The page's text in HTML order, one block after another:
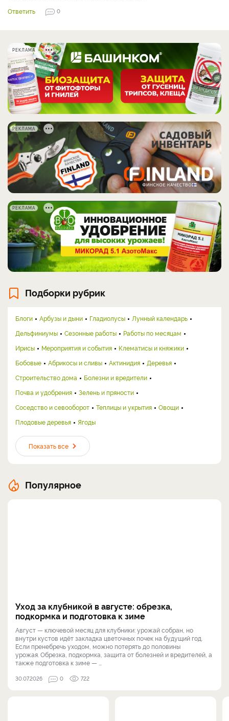
Ответить
0
РЕКЛАМА
РЕКЛАМА
РЕКЛАМА
Подборки рубрик
Блоги Арбузы и дыни Гладиолусы
Лунный календарь
Дельфиниумы
Сезонные работы
Работы по месяцам
Ирисы
Мероприятия и события
Клематисы и княжики
Бобовые
Абрикосы и сливы Актинидия
Деревья
Строительство дома
Болезни и вредители
Почва и удобрения
Зелень и пряности
Соседство и севооборот
Теплицы и укрытия
Овощи
Плодовые деревья
Ягоды
Показать все
Популярное
Уход за клубникой в августе: обрезка,
подкормка и подготовка к зиме
Август — ключевой месяц для клубники: урожай собран, но
внутри кустов идёт закладка цветочных почек на будущий год.
Если пренебречь уходом, можно потерять до половины
урожая. Обрезка, подкормка, защита от болезней и вредителей, а
также подготовка к зиме — ...
30.07.2026 0 722